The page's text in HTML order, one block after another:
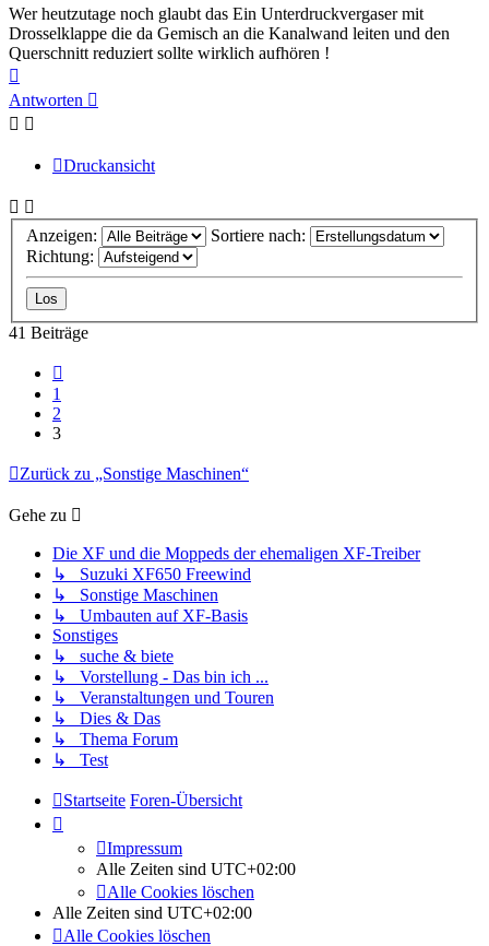
Wer heutzutage noch glaubt das Ein Unterdruckvergaser mit
Drosselklappe die da Gemisch an die Kanalwand leiten und den
Querschnitt reduziert sollte wirklich aufhören !
oben
Antworten
Druckansicht
Anzeigen:
Sortiere nach:
Richtung:
41 Beiträge
1
2
3
Zurück zu „Sonstige Maschinen“
Gehe zu
Die XF und die Moppeds der ehemaligen XF-Treiber
↳ Suzuki XF650 Freewind
↳ Sonstige Maschinen
↳ Umbauten auf XF-Basis
Sonstiges
↳ suche & biete
↳ Vorstellung - Das bin ich ...
↳ Veranstaltungen und Touren
↳ Dies & Das
↳ Thema Forum
↳ Test
Startseite Foren-Übersicht
Impressum
Alle Zeiten sind UTC+02:00
Alle Cookies löschen
Alle Zeiten sind UTC+02:00
Alle Cookies löschen